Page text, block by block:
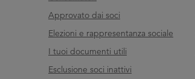
Approvato dai soci
Elezioni e rappresentanza sociale
I tuoi documenti utili
Esclusione soci inattivi